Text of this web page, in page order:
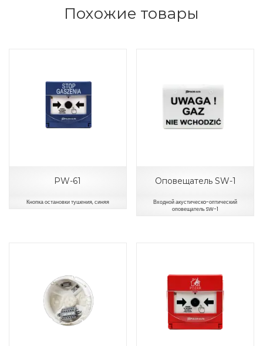
Похожие товары
PW-61
Кнопка остановки тушения, синяя
Оповещатель SW-1
Входной акустическo-оптический
оповещатель SW-1